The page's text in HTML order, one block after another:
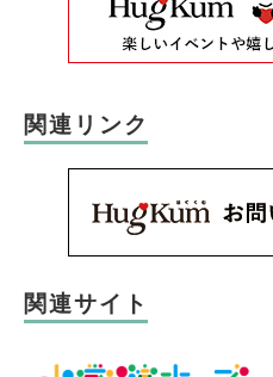
関連リンク
関連サイト